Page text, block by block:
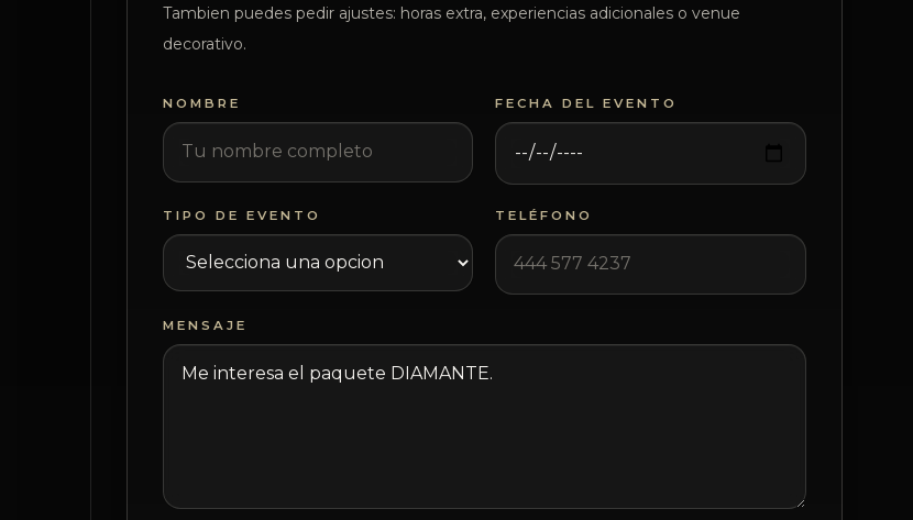
Tambien puedes pedir ajustes: horas extra, experiencias adicionales o venue
decorativo.
NOMBRE FECHA DEL EVENTO
TIPO DE EVENTO TELÉFONO
MENSAJE